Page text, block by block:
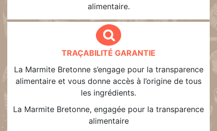
alimentaire.
TRAÇABILITÉ GARANTIE
La Marmite Bretonne s’engage pour la transparence
alimentaire et vous donne accès à l’origine de tous
les ingrédients.
La Marmite Bretonne, engagée pour la transparence
alimentaire